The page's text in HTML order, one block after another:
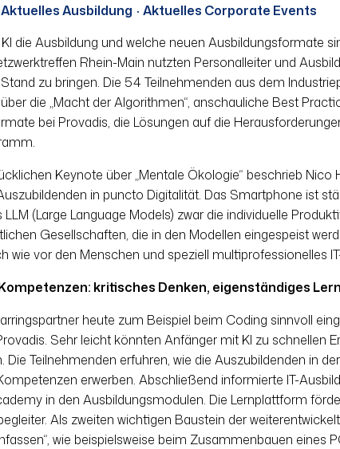
Aktuelles Ausbildung
Aktuelles Corporate Events
die Ausbildung und welche neuen Ausbildungsformate
Rhein-Main nutzten Personalleiter und
zu bringen. Die 54 Teilnehmenden aus dem
die „Macht der Algorithmen“, anschauliche Best
bei Provadis, die Lösungen auf die
Keynote über „Mentale Ökologie“ beschrieb
in puncto Digitalität. Das Smartphone ist
(Large Language Models) zwar die individuelle
Gesellschaften, die in den Modellen eingespeist
wie vor den Menschen und speziell multiprofessionelles
kritisches Denken, eigenständiges
heute zum Beispiel beim Coding sinnvoll
Sehr leicht könnten Anfänger mit KI zu schnellen
Die Teilnehmenden erfuhren, wie die Auszubildenden in
erwerben. Abschließend informierte IT-
in den Ausbildungsmodulen. Die Lernplattform
Als zweiten wichtigen Baustein der
wie beispielsweise beim Zusammenbauen